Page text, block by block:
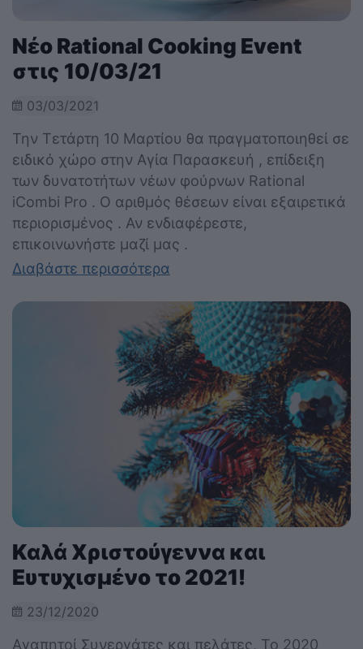
Νέο Rational Cooking Event
στις 10/03/21
03/03/2021
Την Τετάρτη 10 Μαρτίου θα πραγματοποιηθεί σε
ειδικό χώρο στην Αγία Παρασκευή , επίδειξη
των δυνατοτήτων νέων φούρνων Rational
iCombi Pro . Ο αριθμός θέσεων είναι εξαιρετικά
περιορισμένος . Αν ενδιαφέρεστε,
επικοινωνήστε μαζί μας .
Διαβάστε περισσότερα
Καλά Χριστούγεννα και
Ευτυχισμένο το 2021!
23/12/2020
Αγαπητοί Συνεργάτες και πελάτες, Το 2020